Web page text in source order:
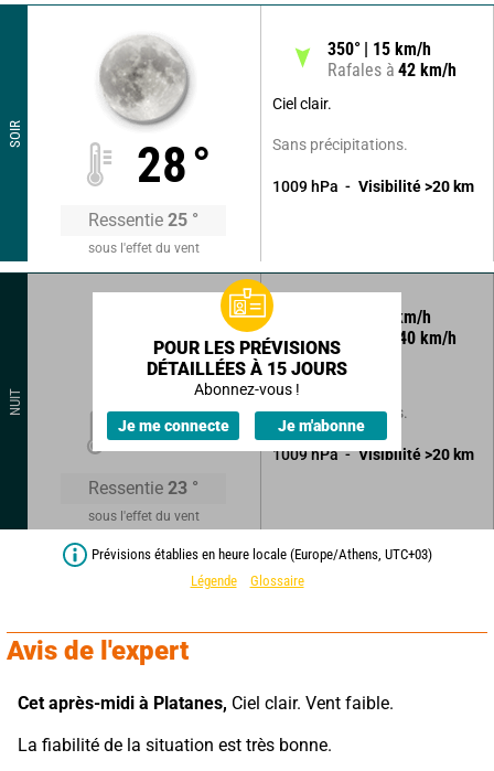
SOIR
28°
Ressentie 25 °
sous l'effet du vent
350° 15 km/h
Rafales à 42 km/h
Ciel clair.
Sans précipitations.
1009 hPa Visibilité >20 km
NUIT
26°
Ressentie 23 °
sous l'effet du vent
km/h
Rafales à
40 km/h
Ciel clair.
Sans précipitations.
1009hPa Visibilité >20 km
POUR LES PRÉVISIONS
DÉTAILLÉES À 15 JOURS
Abonnez-vous !
Je me connecte Je m'abonne
Prévisions établies en heure locale (Europe/Athens, UTC+03)
Légende
Glossaire
Avis de l'expert
Cet après-midi à Platanes, Ciel clair. Vent faible.
La fiabilité de la situation est très bonne.